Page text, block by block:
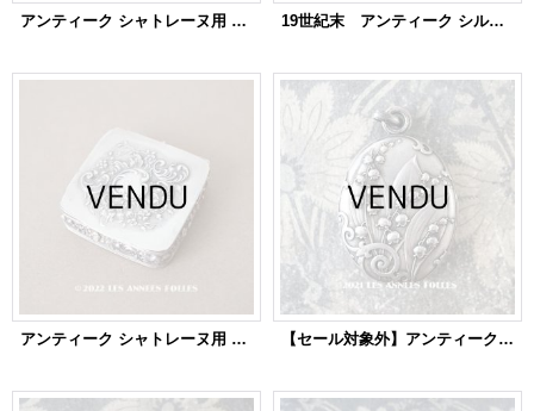
アンティーク シャトレーヌ用 スライド式 ミラー 鈴蘭 シルバー製 19世紀末 アンティーク シルバー製 ヤドリギ シャトレーヌのクラヴィエ
アンティーク シャトレーヌ用 シルバー製 ロカイユ装飾のパウダーケース 【セール対象外】アンティーク シャトレーヌ スライド式 ミラー 鈴蘭 シルバー製